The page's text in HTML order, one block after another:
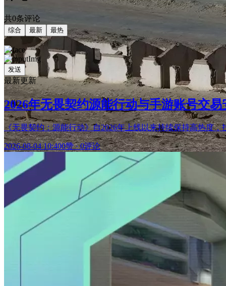
共0条评论
综合 最新 最热
发送
最新更新
2026年无畏契约源能行动与手游账号交
《无畏契约：源能行动》自2026年上线以来持续保持高热度
2026-08-04 10:400赞·0评论